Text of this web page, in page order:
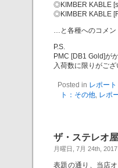
◎KIMBER KABLE
◎KIMBER KABLE
…と各種へのコメン
P.S.
PMC [DB1 Gold]が
入荷数に限りがご
Posted in レポー
ト：その他, レポ
ザ・ステレオ
月曜日, 7月 24th, 2017
表題の通り、当店